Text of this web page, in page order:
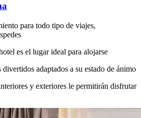
para todo tipo de viajes,
es el lugar ideal para alojarse
adaptados a su estado de ánimo
y exteriores le permitirán disfrutar